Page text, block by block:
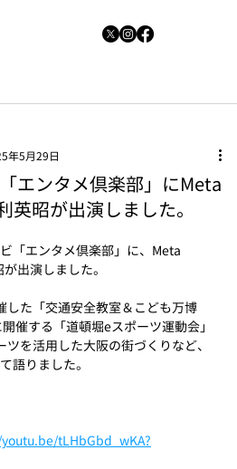
エンタメ倶楽部」にMeta
英昭が出演しました。
年5月29日
「エンタメ倶楽部」に、Meta
出演しました。
した「交通安全教室＆こども万博
催する「道頓堀eスポーツ運動会」
を活用した大阪の街づくりなど、
語りました。
tLHbGbd_wKA?